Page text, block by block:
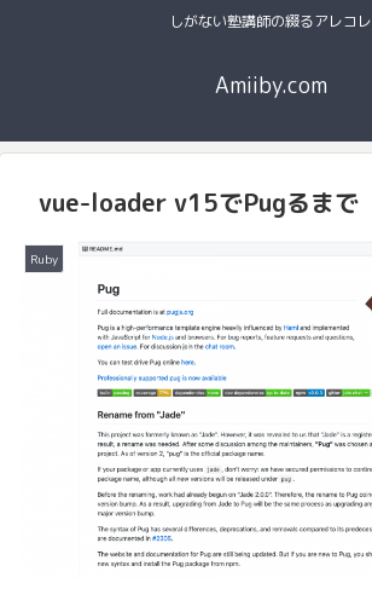
しがない塾講師の綴るアレコレ
Amiiby.com
vue-loader v15でPugるまで
Ruby